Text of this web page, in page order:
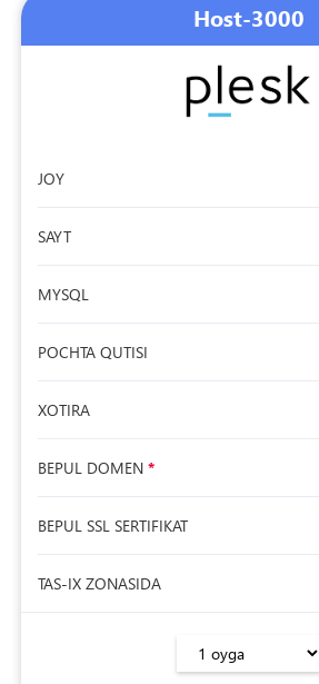
Host-3000
JOY
SAYT
MYSQL
POCHTA QUTISI
XOTIRA
BEPUL DOMEN*
BEPUL SSL SERTIFIKAT
TAS-IX ZONASIDA